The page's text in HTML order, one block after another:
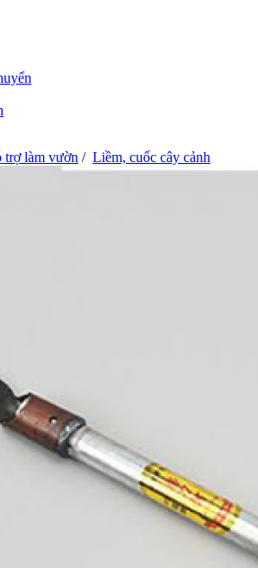
trợ làm vườn / Liềm, cuốc cây cảnh